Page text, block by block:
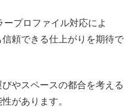
プロファイル対応によ
頼できる仕上がりを期待で
やスペースの都合を考える
があります。